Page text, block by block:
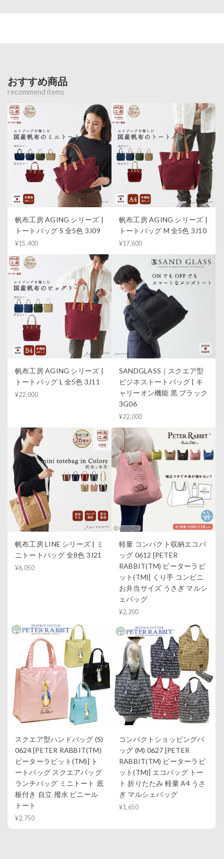
おすすめ商品
recommend items
帆布工房 AGING シリーズ |
トートバッグ S 全5色 3J09
¥15,400
帆布工房 AGING シリーズ |
トートバッグ M 全5色 3J10
¥17,600
帆布工房 AGING シリーズ |
トートバッグ L 全5色 3J11
¥22,000
SANDGLASS｜スクエア型
ビジネストートバッグ | キ
ャリーオン機能 黒 ブラック
3G06
¥22,000
帆布工房 LINE シリーズ | ミ
ニトートバッグ 全8色 3J21
¥6,050
軽量 コンパクト収納エコバ
ッグ 0612 [PETER
RABBIT(TM) ピーターラビ
ット(TM)] くり手 コンビニ
お弁当サイズ うさぎ マルシ
ェバッグ
¥2,200
スクエア型ハンドバッグ (S)
0624 [PETER RABBIT(TM)
ピーターラビット(TM)] ト
ートバッグ スクエアバッグ
ランチバッグ ミニトート 底
板付き 自立 撥水 ビニール
トート
¥2,750
コンパクトショッピングバ
ッグ (M) 0627 [PETER
RABBIT(TM) ピーターラビ
ット(TM)] エコバッグ トー
ト 折りたたみ 軽量 A4 うさ
ぎ マルシェバッグ
¥1,650